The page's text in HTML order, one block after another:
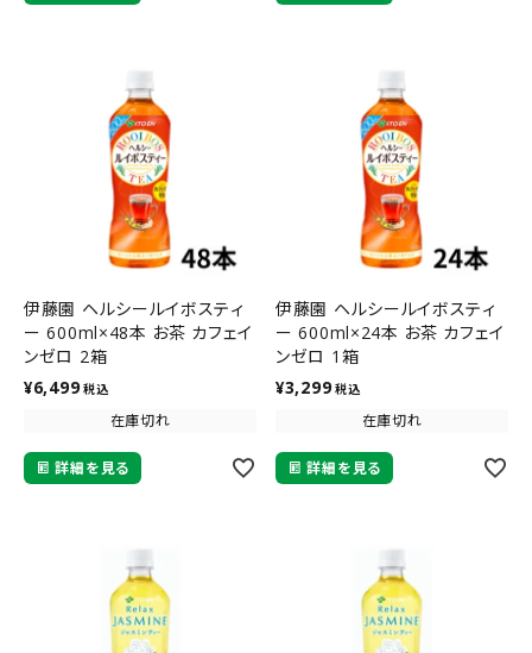
伊藤園 ヘルシールイボスティ
ー 600ml×48本 お茶 カフェイ
ンゼロ 2箱
¥6,499 税込
在庫切れ
詳細を見る
伊藤園 ヘルシールイボスティ
ー 600ml×24本 お茶 カフェイ
ンゼロ 1箱
¥3,299 税込
在庫切れ
詳細を見る